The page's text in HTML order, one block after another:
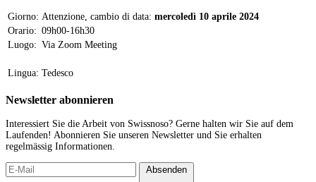
Giorno: Attenzione, cambio di data: mercoledì 10 aprile 2024
Orario: 09h00-16h30
Luogo: Via Zoom Meeting
Lingua: Tedesco
Newsletter abonnieren
Interessiert Sie die Arbeit von Swissnoso? Gerne halten wir Sie auf dem
Laufenden! Abonnieren Sie unseren Newsletter und Sie erhalten
regelmässig Informationen.
Absenden